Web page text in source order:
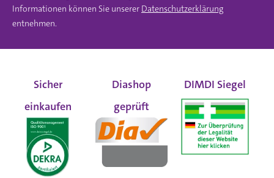
Informationen können Sie unserer Datenschutzerklärung
entnehmen.
Sicher
einkaufen
Diashop
geprüft
DIMDI Siegel